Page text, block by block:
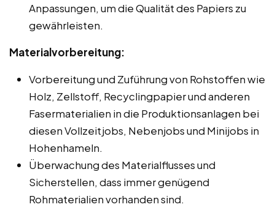
Anpassungen, um die Qualität des Papiers zu
gewährleisten.
Materialvorbereitung:
Vorbereitung und Zuführung von Rohstoffen wie
Holz, Zellstoff, Recyclingpapier und anderen
Fasermaterialien in die Produktionsanlagen bei
diesen Vollzeitjobs, Nebenjobs und Minijobs in
Hohenhameln.
Überwachung des Materialflusses und
Sicherstellen, dass immer genügend
Rohmaterialien vorhanden sind.